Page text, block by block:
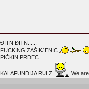
ĐITN ĐITN......
FUCKING ZAŠIKJENIC
PIČKIN PRDEC
KALAFUNĐIJA RULZ We